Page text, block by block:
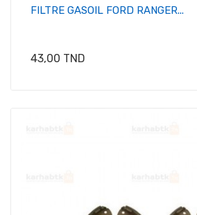
FILTRE GASOIL FORD RANGER...
Prix
43,00 TND